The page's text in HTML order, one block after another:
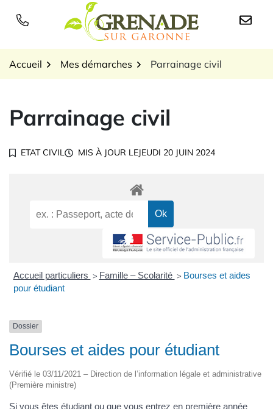
Logo Grenade sur
Accueil Mes démarches Parrainage civil
Parrainage civil
ETAT CIVIL MIS À JOUR LEJEUDI 20 JUIN 2024
Accueil particuliers > Famille – Scolarité > Bourses et aides
pour étudiant
Dossier
Bourses et aides pour étudiant
Vérifié le 03/11/2021 – Direction de l’information légale et administrative
(Première ministre)
Si vous êtes étudiant ou que vous entrez en première année